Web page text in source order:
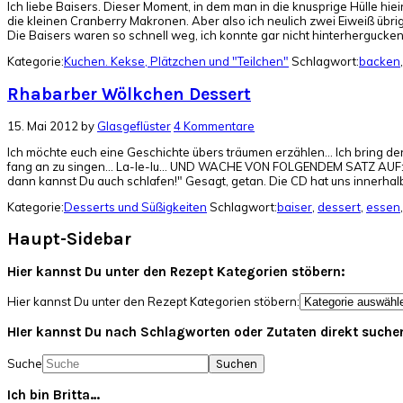
Ich liebe Baisers. Dieser Moment, in dem man in die knusprige Hülle
die kleinen Cranberry Makronen. Aber also ich neulich zwei Eiweiß
Die Baisers waren so schnell weg, ich konnte gar nicht
Kategorie:Kuchen. Kekse, Plätzchen und "Teilchen" Schlagwort:backen
Rhabarber Wölkchen Dessert
15. Mai 2012 by Glasgeflüster4 Kommentare
Ich möchte euch eine Geschichte übers träumen erzählen... Ich bring
fang an zu singen... La-le-lu... UND WACHE VON FOLGENDEM SATZ
dann kannst Du auch schlafen!" Gesagt, getan. Die CD hat uns
Kategorie:Desserts und Süßigkeiten Schlagwort:baiser dessert essen
Haupt-Sidebar
Hier kannst Du unter den Rezept Kategorien stöbern:
Hier kannst Du unter den Rezept Kategorien stöbern:
HIer kannst Du nach Schlagworten oder Zutaten direkt
Suche
Ich bin Britta…